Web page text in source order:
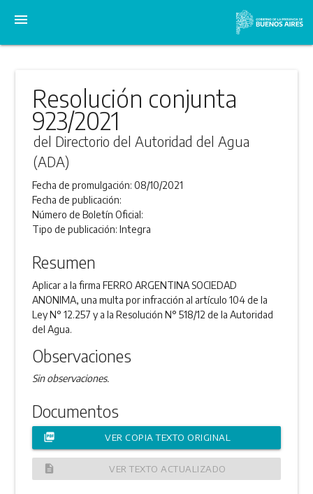
menu
Resolución conjunta
923/2021
del Directorio del Autoridad del Agua
(ADA)
Fecha de promulgación:08/10/2021
Fecha de publicación:
Número de Boletín Oficial:
Tipo de publicación:Integra
Resumen
Aplicar a la firma FERRO ARGENTINA SOCIEDAD
ANONIMA, una multa por infracción al artículo 104 de la
Ley N° 12.257 y a la Resolución N° 518/12 de la Autoridad
del Agua.
Observaciones
Sin observaciones.
Documentos
picture_as_pdf VER COPIA TEXTO ORIGINAL
description VER TEXTO ACTUALIZADO